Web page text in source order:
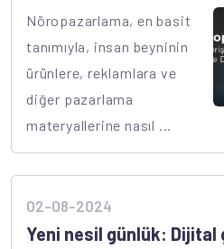
Nöropazarlama, en basit
tanımıyla, insan beyninin
ürünlere, reklamlara ve
diğer pazarlama
materyallerine nasıl ...
02-08-2024
Yeni nesil günlük: